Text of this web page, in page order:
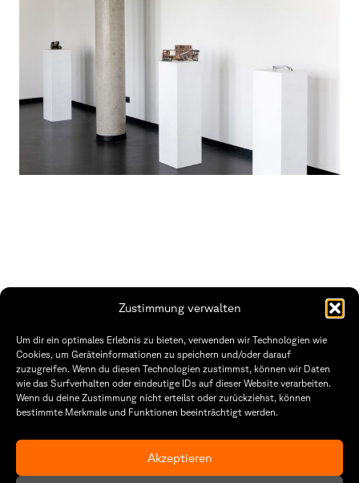
Zustimmung verwalten
Um dir ein optimales Erlebnis zu bieten, verwenden wir Technologien wie
Cookies, um Geräteinformationen zu speichern und/oder darauf
zuzugreifen. Wenn du diesen Technologien zustimmst, können wir Daten
wie das Surfverhalten oder eindeutige IDs auf dieser Website verarbeiten.
Wenn du deine Zustimmung nicht erteilst oder zurückziehst, können
bestimmte Merkmale und Funktionen beeinträchtigt werden.
Akzeptieren
THWS | Fakultät Gestaltung Würzburg
Technische Hochschule
Würzburg-Schweinfurt
Sanderheinrichsleitenweg 20
tel: +49 931 35 11 93 02
Öffnungszeiten Dekanat
Montag – Freitag
8:30 – 12:00
8:30 – 15:30
Datenschutzerklärung